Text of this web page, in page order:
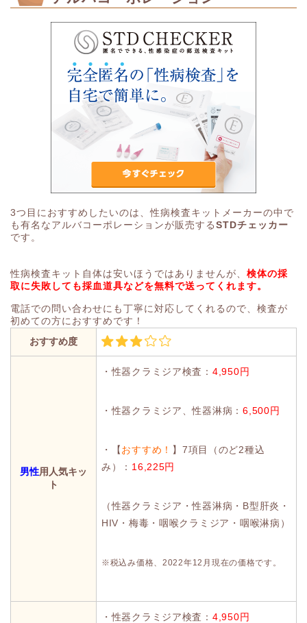
3つ目におすすめしたいのは、性病検査キットメーカーの中で
も有名なアルバコーポレーションが販売する STDチェッカー
です。
性病検査キット自体は安いほうではありませんが、 検体の採
取に失敗しても採血道具などを無料で送ってくれます。
電話での問い合わせにも丁寧に対応してくれるので、検査が
初めての方におすすめです！
おすすめ度
男性用人気キッ
ト
・性器クラミジア検査： 4,950円
・性器クラミジア、性器淋病：6,500円
・【おすすめ！ 】7項目（のど2種込
み）： 16,225円
（性器クラミジア・性器淋病・B型肝炎・
HIV・梅毒・咽喉クラミジア・咽喉淋病）
※税込み価格、2022年12月現在の価格です。
・性器クラミジア検査： 4,950円